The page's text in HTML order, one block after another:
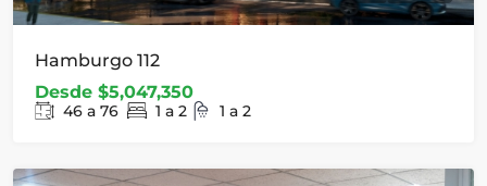
Hamburgo 112
Desde $5,047,350
46 a 76 1 a 2 1 a 2